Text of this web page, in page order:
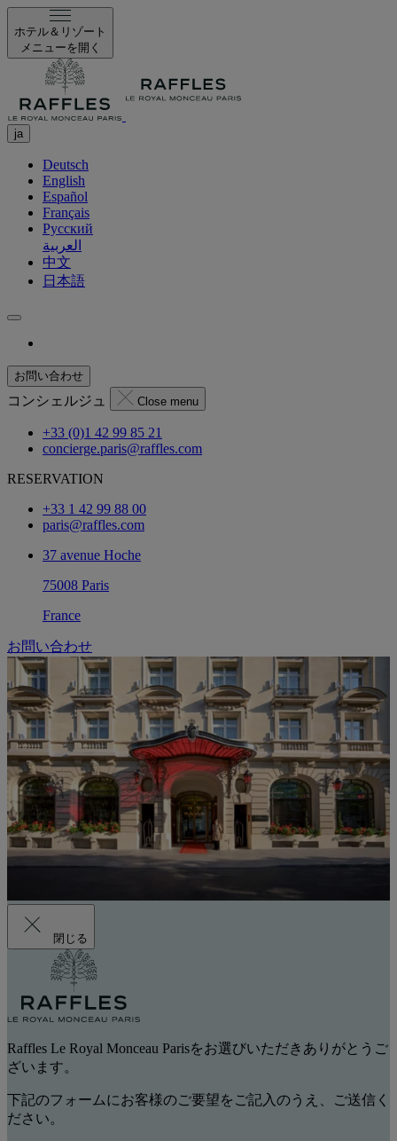
ホテル＆リゾート
メニューを開く
ja
Deutsch
English
Español
Français
Русский
العربية
中文
日本語
お問い合わせ
コンシェルジュ Close menu
+33 (0)1 42 99 85 21
concierge.paris@raffles.com
RESERVATION
+33 1 42 99 88 00
paris@raffles.com
37 avenue Hoche
75008 Paris
France
お問い合わせ
閉じる
Raffles Le Royal Monceau Parisをお選びいただきありがとうご
ざいます。
下記のフォームにお客様のご要望をご記入のうえ、ご送信く
ださい。